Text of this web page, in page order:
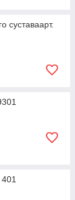
суставаарт.